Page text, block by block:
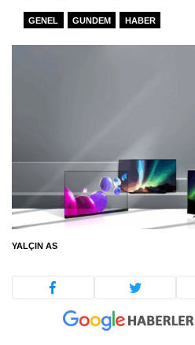
GENEL GUNDEM HABER
YALÇIN AS